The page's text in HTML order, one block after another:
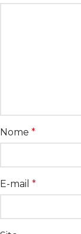
Nome *
E-mail *